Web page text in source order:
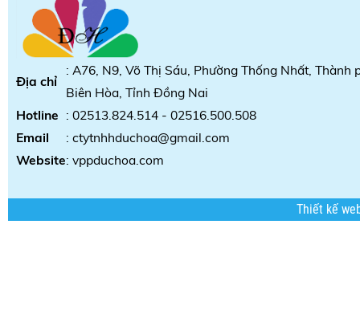
Địa chỉ
: A76, N9, Võ Thị Sáu, Phường Thống Nhất, Thành
Biên Hòa, Tỉnh Đồng Nai
Hotline : 02513.824.514 - 02516.500.508
Email
: ctytnhhduchoa@gmail.com
Website: vppduchoa.com
Thiết kế